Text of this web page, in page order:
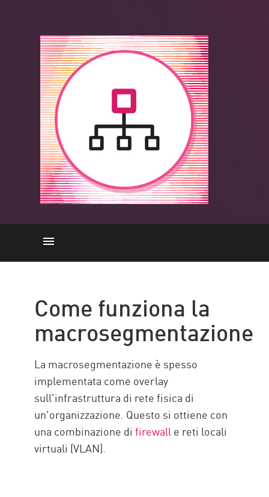
Vantaggi
Implementazione
Come funziona la
macrosegmentazione
La macrosegmentazione è spesso
implementata come overlay
sull'infrastruttura di rete fisica di
un'organizzazione. Questo si ottiene con
una combinazione difirewalle reti locali
virtuali (VLAN).